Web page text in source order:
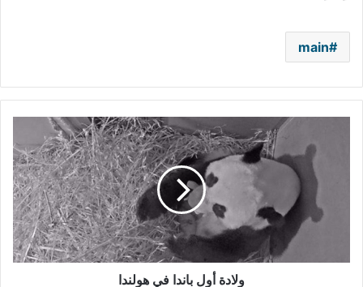
main
ولادة أول باندا في هولندا